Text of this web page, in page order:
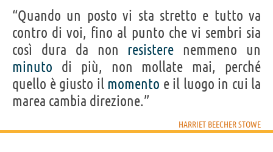
“Quando un posto vi sta stretto e tutto va
contro di voi, fino al punto che vi sembri sia
così dura da non resistere nemmeno un
minuto di più, non mollate mai, perché
quello è giusto il momento e il luogo in cui la
marea cambia direzione.”
HARRIET BEECHER STOWE